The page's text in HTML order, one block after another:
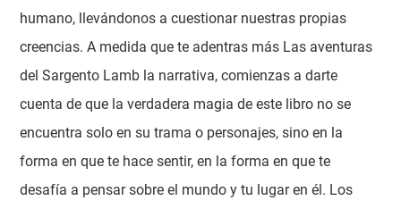
humano, llevándonos a cuestionar nuestras propias
creencias. A medida que te adentras más Las aventuras
del Sargento Lamb la narrativa, comienzas a darte
cuenta de que la verdadera magia de este libro no se
encuentra solo en su trama o personajes, sino en la
forma en que te hace sentir, en la forma en que te
desafía a pensar sobre el mundo y tu lugar en él. Los